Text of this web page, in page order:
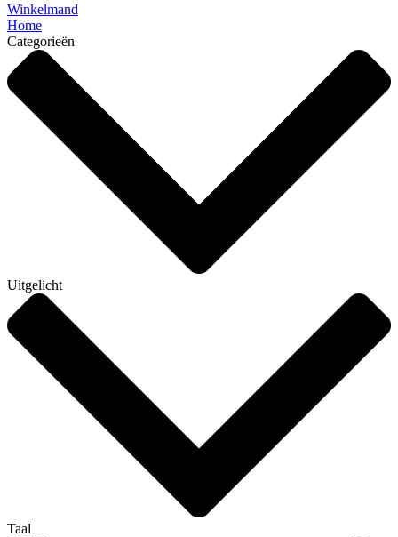
Winkelmand
Home
Categorieën
Uitgelicht
Taal